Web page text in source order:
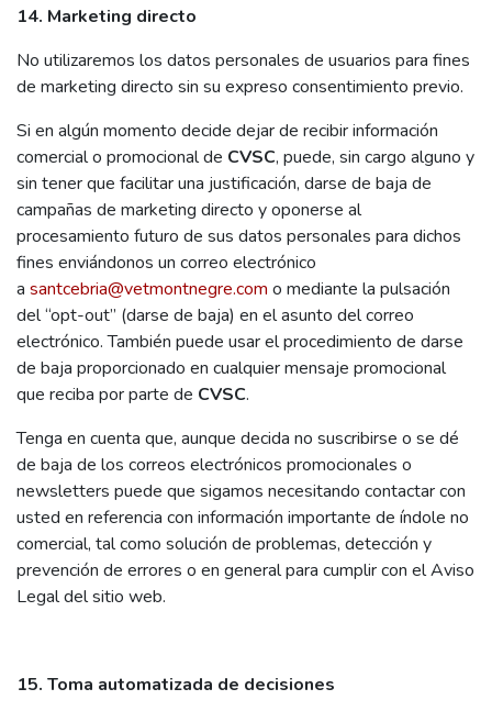
14. Marketing directo
No utilizaremos los datos personales de usuarios para fines
de marketing directo sin su expreso consentimiento previo.
Si en algún momento decide dejar de recibir información
comercial o promocional de CVSC, puede, sin cargo alguno y
sin tener que facilitar una justificación, darse de baja de
campañas de marketing directo y oponerse al
procesamiento futuro de sus datos personales para dichos
fines enviándonos un correo electrónico
a santcebria@vetmontnegre.com o mediante la pulsación
del “opt-out” (darse de baja) en el asunto del correo
electrónico. También puede usar el procedimiento de darse
de baja proporcionado en cualquier mensaje promocional
que reciba por parte de CVSC.
Tenga en cuenta que, aunque decida no suscribirse o se dé
de baja de los correos electrónicos promocionales o
newsletters puede que sigamos necesitando contactar con
usted en referencia con información importante de índole no
comercial, tal como solución de problemas, detección y
prevención de errores o en general para cumplir con el Aviso
Legal del sitio web.
15. Toma automatizada de decisiones